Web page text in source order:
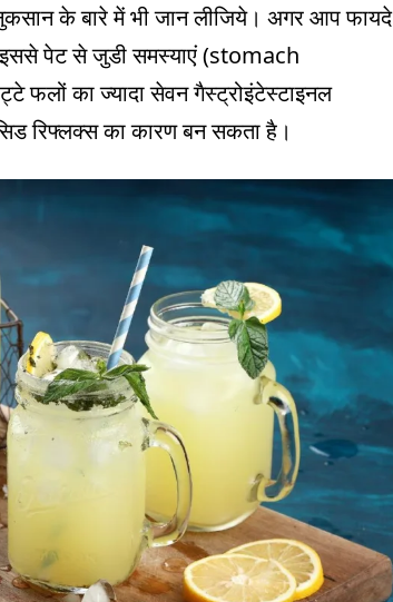
के बारे में भी जान लीजिये। अगर आप फायदे
इससे पेट से जुडी समस्याएं (stomach
का ज्यादा सेवन गैस्ट्रोइंटेस्टाइनल
रिफ्लक्स का कारण बन सकता है।